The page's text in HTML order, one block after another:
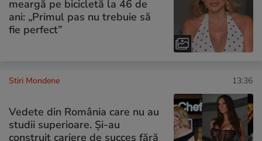
meargă pe bicicletă la 46 de
ani: „Primul pas nu trebuie să
fie perfect”
Stiri Mondene 13:36
Vedete din România care nu au
studii superioare. Și-au
construit cariere de succes fără